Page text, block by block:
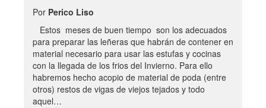
Por Perico Liso
Estos meses de buen tiempo son los adecuados
para preparar las leñeras que habrán de contener en
material necesario para usar las estufas y cocinas
con la llegada de los frios del Invierno. Para ello
habremos hecho acopio de material de poda (entre
otros) restos de vigas de viejos tejados y todo
aquel…